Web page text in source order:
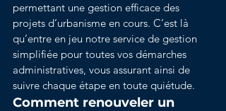
permettant une gestion efficace des
projets d’urbanisme en cours. C’est là
qu’entre en jeu notre service de gestion
simplifiée pour toutes vos démarches
administratives, vous assurant ainsi de
suivre chaque étape en toute quiétude.
Comment renouveler un